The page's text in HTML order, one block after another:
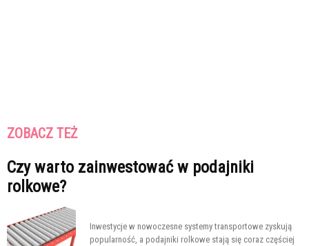
ZOBACZ TEŻ
Czy warto zainwestować w podajniki
rolkowe?
Inwestycje w nowoczesne systemy transportowe zyskują
popularność, a podajniki rolkowe stają się coraz częściej